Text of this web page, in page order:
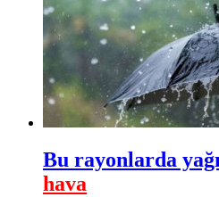
Bu rayonlarda
hava